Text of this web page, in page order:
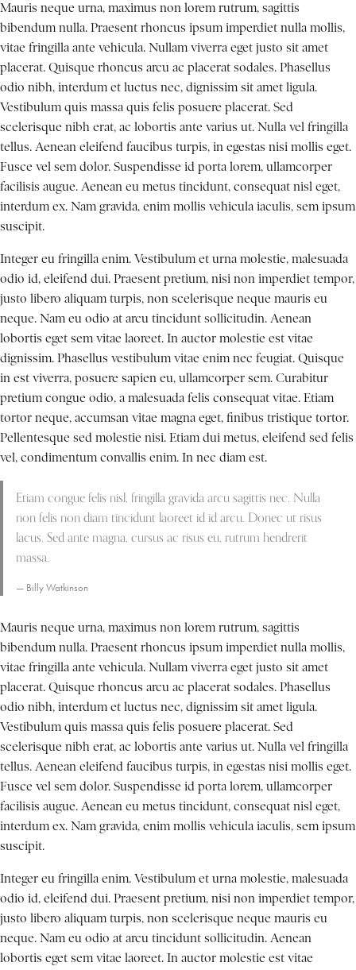
Mauris neque urna, maximus non lorem rutrum, sagittis
bibendum nulla. Praesent rhoncus ipsum imperdiet nulla mollis,
vitae fringilla ante vehicula. Nullam viverra eget justo sit amet
placerat. Quisque rhoncus arcu ac placerat sodales. Phasellus
odio nibh, interdum et luctus nec, dignissim sit amet ligula.
Vestibulum quis massa quis felis posuere placerat. Sed
scelerisque nibh erat, ac lobortis ante varius ut. Nulla vel fringilla
tellus. Aenean eleifend faucibus turpis, in egestas nisi mollis eget.
Fusce vel sem dolor. Suspendisse id porta lorem, ullamcorper
facilisis augue. Aenean eu metus tincidunt, consequat nisl eget,
interdum ex. Nam gravida, enim mollis vehicula iaculis, sem ipsum
suscipit.
Integer eu fringilla enim. Vestibulum et urna molestie, malesuada
odio id, eleifend dui. Praesent pretium, nisi non imperdiet tempor,
justo libero aliquam turpis, non scelerisque neque mauris eu
neque. Nam eu odio at arcu tincidunt sollicitudin. Aenean
lobortis eget sem vitae laoreet. In auctor molestie est vitae
dignissim. Phasellus vestibulum vitae enim nec feugiat. Quisque
in est viverra, posuere sapien eu, ullamcorper sem. Curabitur
pretium congue odio, a malesuada felis consequat vitae. Etiam
tortor neque, accumsan vitae magna eget, finibus tristique tortor.
Pellentesque sed molestie nisi. Etiam dui metus, eleifend sed felis
vel, condimentum convallis enim. In nec diam est.
Etiam congue felis nisl, fringilla gravida arcu sagittis nec. Nulla
non felis non diam tincidunt laoreet id id arcu. Donec ut risus
lacus. Sed ante magna, cursus ac risus eu, rutrum hendrerit
massa.
Billy Watkinson
Mauris neque urna, maximus non lorem rutrum, sagittis
bibendum nulla. Praesent rhoncus ipsum imperdiet nulla mollis,
vitae fringilla ante vehicula. Nullam viverra eget justo sit amet
placerat. Quisque rhoncus arcu ac placerat sodales. Phasellus
odio nibh, interdum et luctus nec, dignissim sit amet ligula.
Vestibulum quis massa quis felis posuere placerat. Sed
scelerisque nibh erat, ac lobortis ante varius ut. Nulla vel fringilla
tellus. Aenean eleifend faucibus turpis, in egestas nisi mollis eget.
Fusce vel sem dolor. Suspendisse id porta lorem, ullamcorper
facilisis augue. Aenean eu metus tincidunt, consequat nisl eget,
interdum ex. Nam gravida, enim mollis vehicula iaculis, sem ipsum
suscipit.
Integer eu fringilla enim. Vestibulum et urna molestie, malesuada
odio id, eleifend dui. Praesent pretium, nisi non imperdiet tempor,
justo libero aliquam turpis, non scelerisque neque mauris eu
neque. Nam eu odio at arcu tincidunt sollicitudin. Aenean
lobortis eget sem vitae laoreet. In auctor molestie est vitae